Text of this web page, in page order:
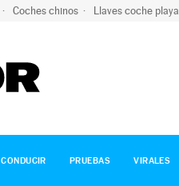
Coches chinos Llaves coche playa
CONDUCIR PRUEBAS VIRALES